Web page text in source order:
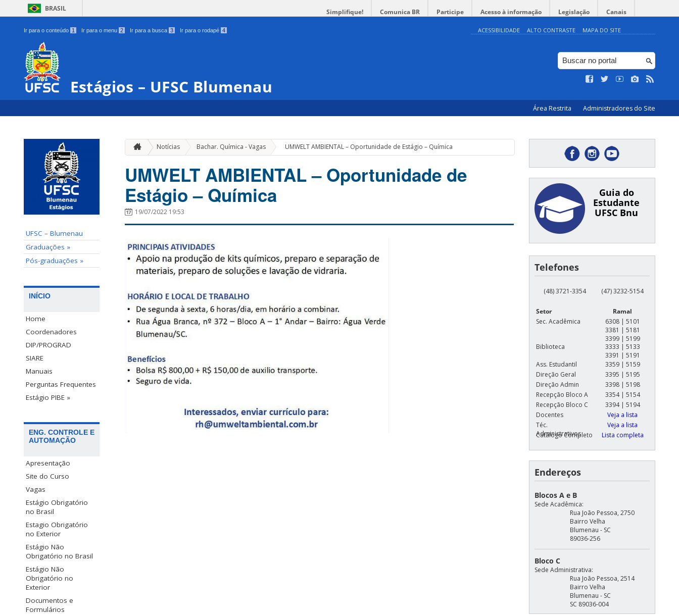
BRASIL Simplifique! Comunica BR Participe Acesso à informação Legislação Canais
Ir para o conteúdo 1 Ir para o menu 2 Ir para a busca 3 Ir para o rodapé 4 ACESSIBILIDADE ALTO CONTRASTE MAPA DO SITE
Estágios – UFSC Blumenau
Área Restrita Administradores do Site
UFSC – Blumenau
Graduações »
Pós-graduações »
INÍCIO
Home
Coordenadores
DIP/PROGRAD
SIARE
Manuais
Perguntas Frequentes
Estágio PIBE »
ENG. CONTROLE E
AUTOMAÇÃO
Apresentação
Site do Curso
Vagas
Estágio Obrigatório
no Brasil
Estagio Obrigatório
no Exterior
Estágio Não
Obrigatório no Brasil
Estágio Não
Obrigatório no
Exterior
Documentos e
Formulários
Notícias Bachar. Química - Vagas » UMWELT AMBIENTAL – Oportunidade de Estágio – Química
UMWELT AMBIENTAL – Oportunidade de
Estágio – Química
19/07/2022 19:53
Guia do
Estudante
UFSC Bnu
Telefones
(48) 3721-3354 (47) 3232-5154
Setor
Ramal
Sec. Acadêmica
6308 | 5101
3381 | 5181
3399 | 5199
Biblioteca
3333 | 5133
3391 | 5191
Ass. Estudantil
3359 | 5159
Direção Geral
3395 | 5195
Direção Admin
3398 | 5198
Recepção Bloco A
3354 | 5154
Recepção Bloco C
3394 | 5194
Docentes
Veja a lista
Téc.
Administrativos
Veja a lista
Catálogo Completo
Lista completa
Endereços
Blocos A e B
Sede Acadêmica:
Rua João Pessoa, 2750
Bairro Velha
Blumenau - SC
89036-256
Bloco C
Sede Administrativa:
Rua João Pessoa, 2514
Bairro Velha
Blumenau - SC
SC 89036-004